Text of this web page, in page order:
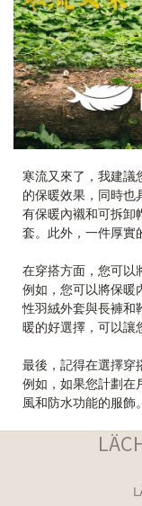
寒流又來了，我建議
的保暖效果，同時也
有保暖內襯和可拆卸
套。此外，一件厚實
在穿搭方面，您可以
例如，您可以將保暖
性羽絨外套與長褲和
暖的好選擇，可以讓
最後，記得在選擇穿
例如，如果您計劃在
風和防水功能的服飾。